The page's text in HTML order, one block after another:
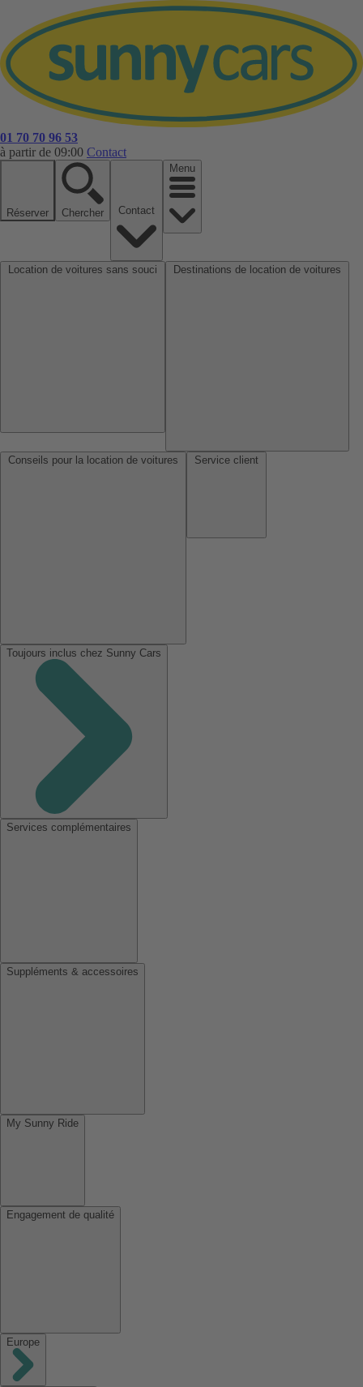
01 70 70 96 53
à partir de 09:00 Contact
Réserver Chercher
Menu
Toujours inclus chez Sunny Cars
Services complémentaires
Suppléments & accessoires
My Sunny Ride
Engagement de qualité
Europe